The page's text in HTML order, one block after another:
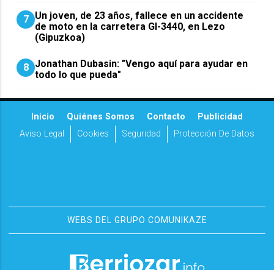
7 Un joven, de 23 años, fallece en un accidente
de moto en la carretera GI-3440, en Lezo
(Gipuzkoa)
8 Jonathan Dubasin: "Vengo aquí para ayudar en
todo lo que pueda"
Inicio Quiénes Somos Contacto
Publicidad
Aviso Legal
Cookies Seguridad Protección De Datos
WEBS DEL GRUPO COMUNIKAZE